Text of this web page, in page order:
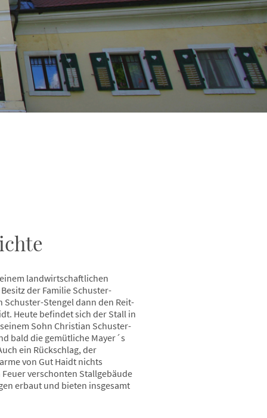
landwirtschaftlichen
der Familie Schuster-
Schuster-Stengel dann den Reit-
Heute befindet sich der Stall in
Sohn Christian Schuster-
bald die gemütliche Mayer´s
ein Rückschlag, der
von Gut Haidt nichts
verschonten Stallgebäude
erbaut und bieten insgesamt